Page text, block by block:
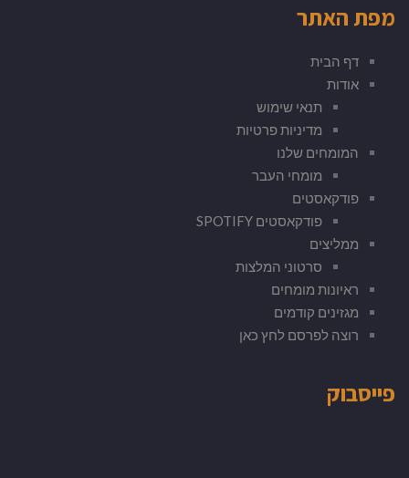
מפת האתר
דף הבית
אודות
תנאי שימוש
מדיניות פרטיות
המומחים שלנו
מומחי העבר
פודקאסטים
פודקאסטים SPOTIFY
ממליצים
סרטוני המלצות
ראיונות מומחים
מגזינים קודמים
רוצה לפרסם לחץ כאן
פייסבוק